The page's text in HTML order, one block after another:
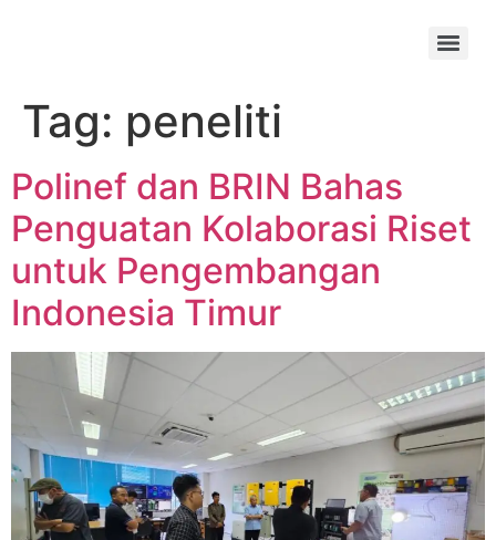
Tag: peneliti
Polinef dan BRIN Bahas
Penguatan Kolaborasi Riset
untuk Pengembangan
Indonesia Timur